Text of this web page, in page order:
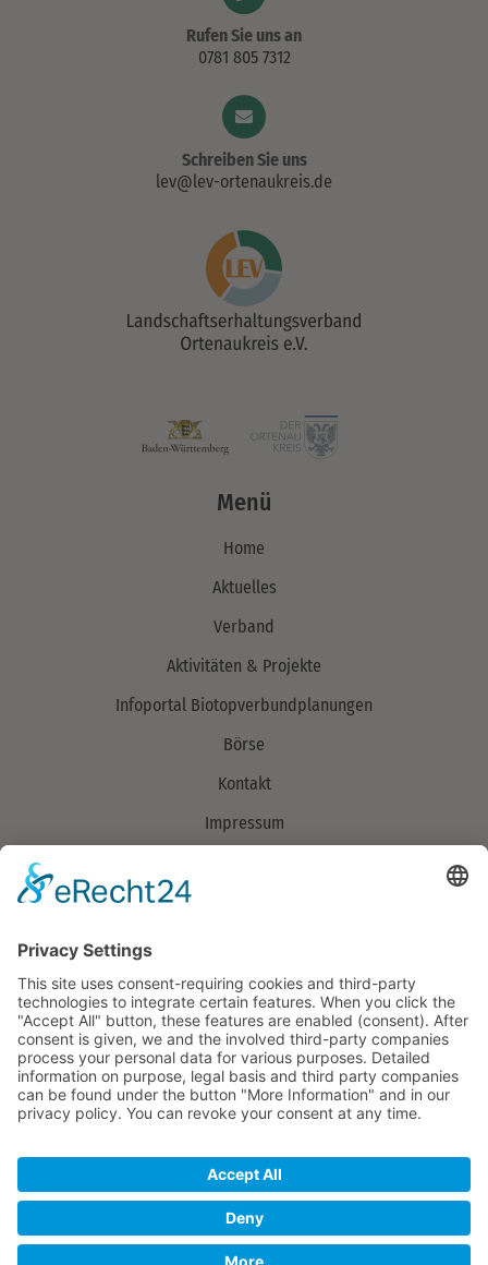
Rufen Sie uns an
0781 805 7312
Schreiben Sie uns
lev@lev-ortenaukreis.de
Menü
Home
Aktuelles
Verband
Aktivitäten & Projekte
Infoportal Biotopverbundplanungen
Börse
Kontakt
Impressum
> Mitglieder
Aufgaben
Organisation
Team
© 2026 Copyright Landschaftserhaltungsverband Ortenaukreis